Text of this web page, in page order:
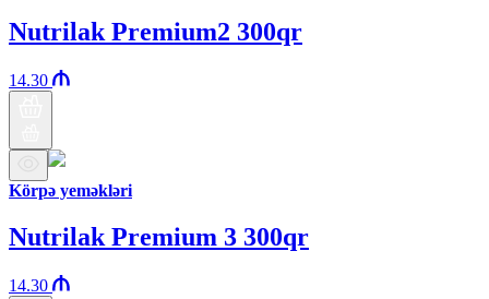
Nutrilak Premium2 300qr
14.30
Körpə yeməkləri
Nutrilak Premium 3 300qr
14.30